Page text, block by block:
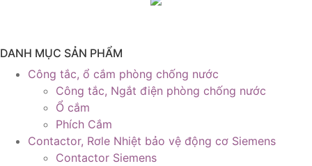
DANH MỤC SẢN PHẨM
Công tắc, ổ cắm phòng chống nước
Công tắc, Ngắt điện phòng chống nước
Ổ cắm
Phích Cắm
Contactor, Rơle Nhiệt bảo vệ động cơ Siemens
Contactor Siemens